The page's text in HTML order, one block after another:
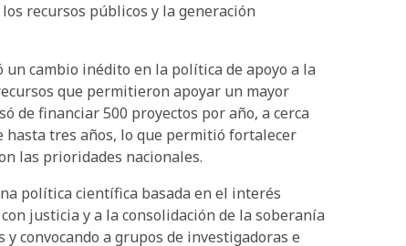
recursos públicos y la generación
cambio inédito en la política de apoyo a la
que permitieron apoyar un mayor
de financiar 500 proyectos por año, a cerca
hasta tres años, lo que permitió fortalecer
las prioridades nacionales.
política científica basada en el interés
justicia y a la consolidación de la soberanía
convocando a grupos de investigadoras e